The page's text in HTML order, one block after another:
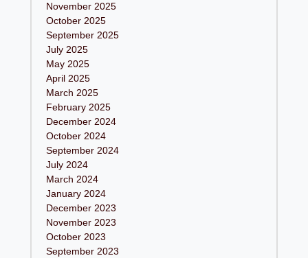
November 2025
October 2025
September 2025
July 2025
May 2025
April 2025
March 2025
February 2025
December 2024
October 2024
September 2024
July 2024
March 2024
January 2024
December 2023
November 2023
October 2023
September 2023